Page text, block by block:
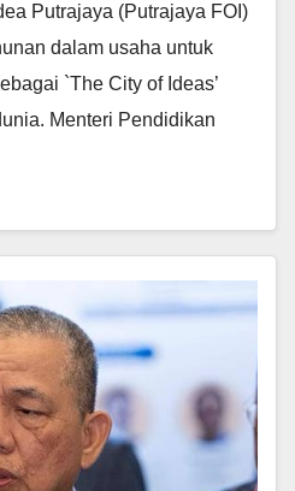
Putrajaya (Putrajaya FOI)
dalam usaha untuk
`The City of Ideas’
Menteri Pendidikan